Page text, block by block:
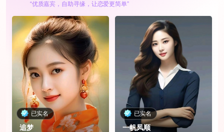
“优质嘉宾，自助寻缘，让恋爱更简单”
已实名
追梦
已实名
一帆凤顺